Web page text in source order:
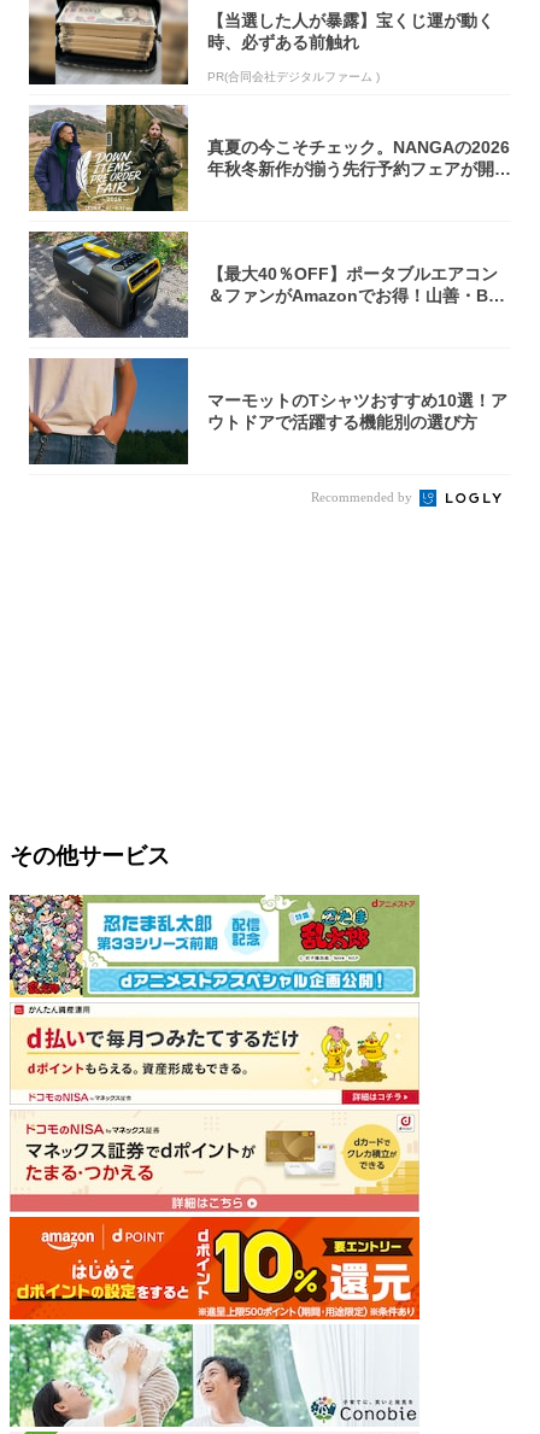
【当選した人が暴露】宝くじ運が動く
時、必ずある前触れ
PR(合同会社デジタルファーム )
真夏の今こそチェック。NANGAの2026
年秋冬新作が揃う先行予約フェアが開催
【最大40％OFF】ポータブルエアコン
＆ファンがAmazonでお得！山善・Bo
マーモットのTシャツおすすめ10選！ア
ウトドアで活躍する機能別の選び方
Recommended by
その他サービス